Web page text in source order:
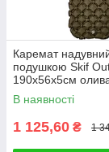
Каремат
подушкою Skif
190x56x5см
В наявності
1 125,60 ₴ 1